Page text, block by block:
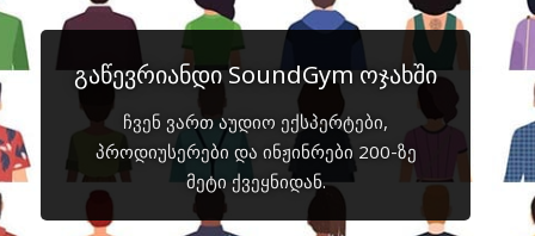
გაწევრიანდი SoundGym ოჯახში
ჩვენ ვართ აუდიო ექსპერტები,
პროდიუსერები და ინჟინრები 200-ზე
მეტი ქვეყნიდან.